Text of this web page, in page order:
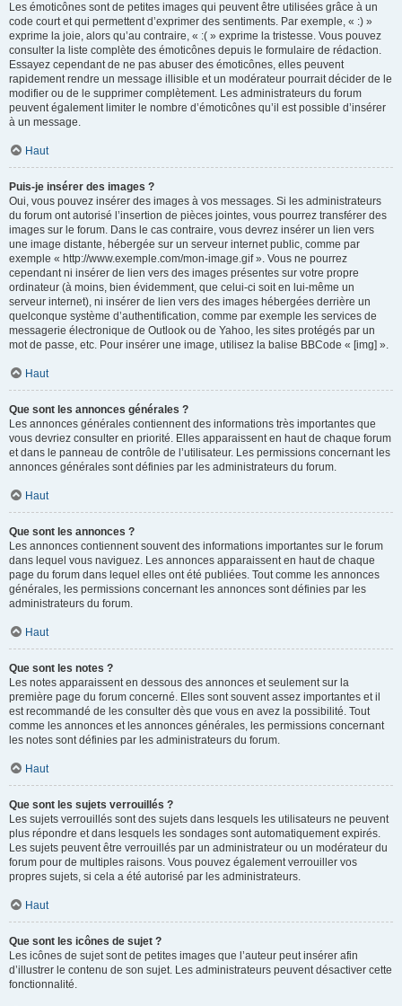
Les émoticônes sont de petites images qui peuvent être utilisées grâce à un
code court et qui permettent d’exprimer des sentiments. Par exemple, « :) »
exprime la joie, alors qu’au contraire, « :( » exprime la tristesse. Vous pouvez
consulter la liste complète des émoticônes depuis le formulaire de rédaction.
Essayez cependant de ne pas abuser des émoticônes, elles peuvent
rapidement rendre un message illisible et un modérateur pourrait décider de le
modifier ou de le supprimer complètement. Les administrateurs du forum
peuvent également limiter le nombre d’émoticônes qu’il est possible d’insérer
à un message.
Haut
Puis-je insérer des images ?
Oui, vous pouvez insérer des images à vos messages. Si les administrateurs
du forum ont autorisé l’insertion de pièces jointes, vous pourrez transférer des
images sur le forum. Dans le cas contraire, vous devrez insérer un lien vers
une image distante, hébergée sur un serveur internet public, comme par
exemple « http://www.exemple.com/mon-image.gif ». Vous ne pourrez
cependant ni insérer de lien vers des images présentes sur votre propre
ordinateur (à moins, bien évidemment, que celui-ci soit en lui-même un
serveur internet), ni insérer de lien vers des images hébergées derrière un
quelconque système d’authentification, comme par exemple les services de
messagerie électronique de Outlook ou de Yahoo, les sites protégés par un
mot de passe, etc. Pour insérer une image, utilisez la balise BBCode « [img] ».
Haut
Que sont les annonces générales ?
Les annonces générales contiennent des informations très importantes que
vous devriez consulter en priorité. Elles apparaissent en haut de chaque forum
et dans le panneau de contrôle de l’utilisateur. Les permissions concernant les
annonces générales sont définies par les administrateurs du forum.
Haut
Que sont les annonces ?
Les annonces contiennent souvent des informations importantes sur le forum
dans lequel vous naviguez. Les annonces apparaissent en haut de chaque
page du forum dans lequel elles ont été publiées. Tout comme les annonces
générales, les permissions concernant les annonces sont définies par les
administrateurs du forum.
Haut
Que sont les notes ?
Les notes apparaissent en dessous des annonces et seulement sur la
première page du forum concerné. Elles sont souvent assez importantes et il
est recommandé de les consulter dès que vous en avez la possibilité. Tout
comme les annonces et les annonces générales, les permissions concernant
les notes sont définies par les administrateurs du forum.
Haut
Que sont les sujets verrouillés ?
Les sujets verrouillés sont des sujets dans lesquels les utilisateurs ne peuvent
plus répondre et dans lesquels les sondages sont automatiquement expirés.
Les sujets peuvent être verrouillés par un administrateur ou un modérateur du
forum pour de multiples raisons. Vous pouvez également verrouiller vos
propres sujets, si cela a été autorisé par les administrateurs.
Haut
Que sont les icônes de sujet ?
Les icônes de sujet sont de petites images que l’auteur peut insérer afin
d’illustrer le contenu de son sujet. Les administrateurs peuvent désactiver cette
fonctionnalité.